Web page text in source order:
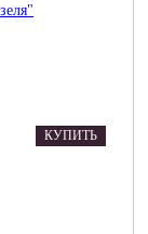
КУПИТЬ